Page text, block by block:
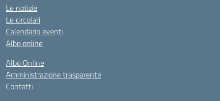
Le notizie
Le circolari
Calendario eventi
Albo online
Albo Online
Amministrazione trasparente
Contatti